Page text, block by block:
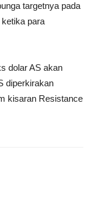
targetnya pada
para
dolar AS akan
diperkirakan
kisaran Resistance